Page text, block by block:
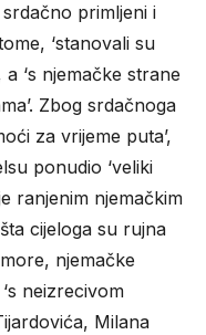
srdačno primljeni i
‘stanovali su
‘s njemačke strane
Zbog srdačnoga
za vrijeme puta’,
ponudio ‘veliki
ranjenim njemačkim
cijeloga su rujna
njemačke
neizrecivom
Milana